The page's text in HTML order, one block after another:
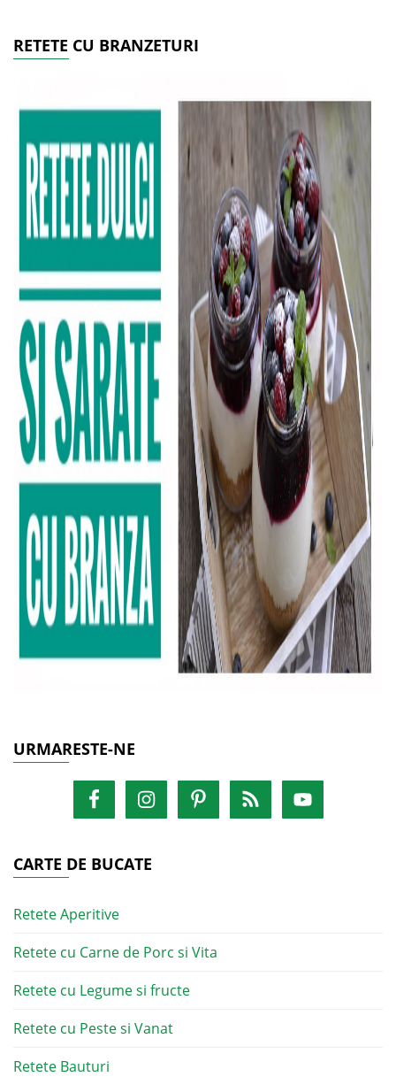
RETETE CU BRANZETURI
URMARESTE-NE
CARTE DE BUCATE
Retete Aperitive
Retete cu Carne de Porc si Vita
Retete cu Legume si fructe
Retete cu Peste si Vanat
Retete Bauturi